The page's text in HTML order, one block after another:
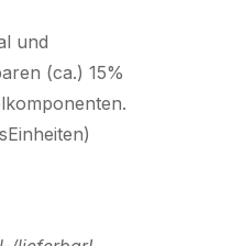
und
(ca.) 15%